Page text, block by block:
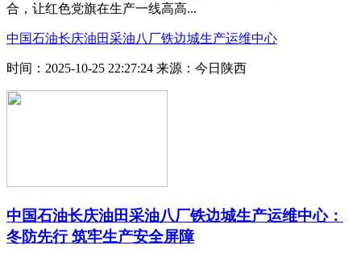
合，让红色党旗在生产一线高高...
中国石油长庆油田采油八厂铁边城生产运维中心
时间：2025-10-25 22:27:24 来源：今日陕西
中国石油长庆油田采油八厂铁边城生产运维中心：
冬防先行 筑牢生产安全屏障